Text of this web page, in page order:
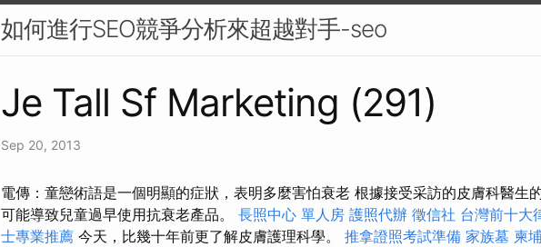
如何進行SEO競爭分析來超越對手-seo
Je Tall Sf Marketing (291)
Sep 20, 2013
電傳：童戀術語是一個明顯的症狀，表明多麼害怕衰老 根據接受采訪的皮膚科醫生
可能導致兒童過早使用抗衰老產品。 長照中心 單人房 護照代辦 徵信社 台灣前十大
士專業推薦 今天，比幾十年前更了解皮膚護理科學。 推拿證照考試準備 家族墓 柬